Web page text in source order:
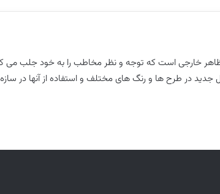
خارجی است که توجه و نظر مخاطب را به خود جلب می
جدید در طرح ها و رنگ های مختلف و استفاده از آنها در